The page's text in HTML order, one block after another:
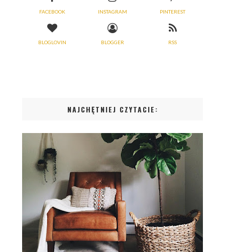
FACEBOOK INSTAGRAM PINTEREST
BLOGLOVIN BLOGGER RSS
NAJCHĘTNIEJ CZYTACIE: